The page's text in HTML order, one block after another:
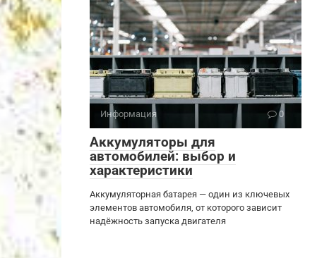
Информация 0
Аккумуляторы для
автомобилей: выбор и
характеристики
Аккумуляторная батарея — один из ключевых
элементов автомобиля, от которого зависит
надёжность запуска двигателя